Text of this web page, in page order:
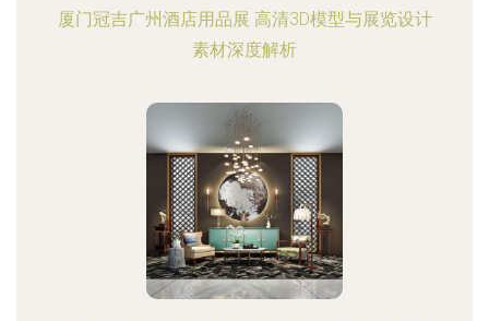
厦门冠吉广州酒店用品展 高清3D模型与展览设计
素材深度解析